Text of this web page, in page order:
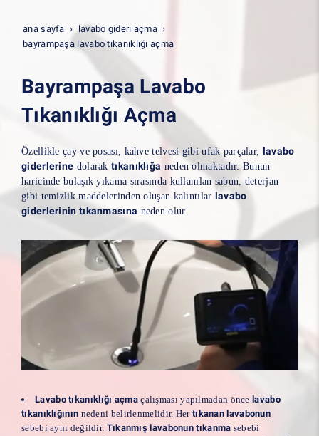
ana sayfa
lavabo gideri açma
bayrampaşa lavabo tıkanıklığı açma
Bayrampaşa Lavabo
Tıkanıklığı Açma
Özellikle çay ve posası, kahve telvesi gibi ufak parçalar, lavabo
giderlerine dolaraktıkanıklığa neden olmaktadır. Bunun
haricinde bulaşık yıkama sırasında kullanılan sabun, deterjan
gibi temizlik maddelerinden oluşan kalıntılar lavabo
giderlerinin tıkanmasına neden olur.
Lavabo tıkanıklığı açmaçalışması yapılmadan önce lavabo
tıkanıklığının nedeni belirlenmelidir. Her tıkanan lavabonun
sebebi aynı değildir. Tıkanmış lavabonun tıkanma sebebi